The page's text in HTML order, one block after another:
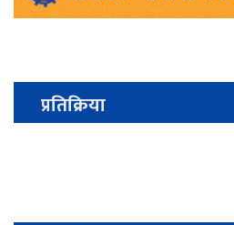
प्रतिक्रिया